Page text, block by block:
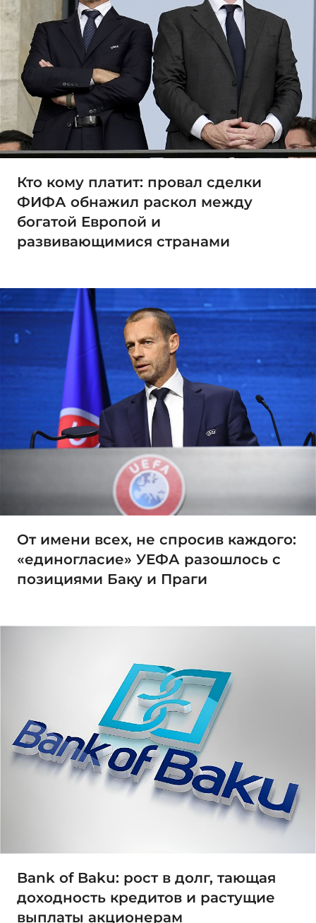
Кто кому платит: провал сделки
ФИФА обнажил раскол между
богатой Европой и
развивающимися странами
От имени всех, не спросив каждого:
«единогласие» УЕФА разошлось с
позициями Баку и Праги
Bank of Baku: рост в долг, тающая
доходность кредитов и растущие
выплаты акционерам